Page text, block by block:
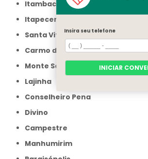
Itambacuri
Itapecerica
Santa Vitória
Carmo do Rio Claro
Monte Santo de Minas
Lajinha
Conselheiro Pena
Divino
Campestre
Manhumirim
Insira seu telefone
INICIAR